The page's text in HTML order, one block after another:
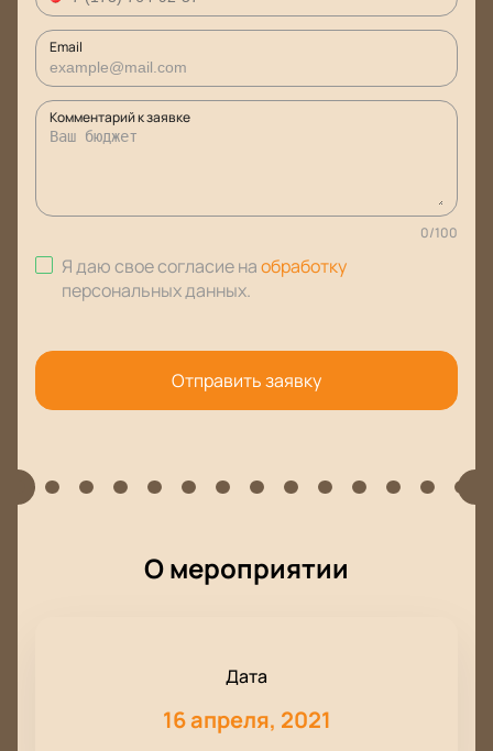
Email
Комментарий к заявке
0/100
Я даю свое согласие наобработку
персональных данных.
Отправить заявку
О мероприятии
Дата
16 апреля, 2021